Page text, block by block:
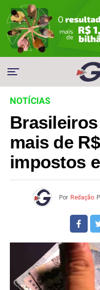
NOTÍCIAS
mais de
impostos
Por Redação